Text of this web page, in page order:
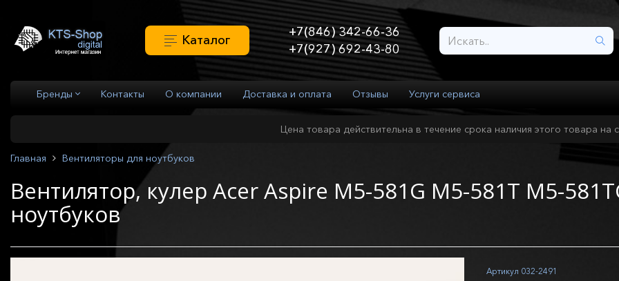
Каталог
+7(846) 342-66-36
+7(927) 692-43-80
Бренды Контакты О компании Доставка и оплата Отзывы Услуги сервиса
Цена товара действительна в течение срока наличия этого товара на
Главная Вентиляторы для ноутбуков
Вентилятор, кулер Acer Aspire M5-581G M5-581T M5-
ноутбуков
Артикул 032-2491